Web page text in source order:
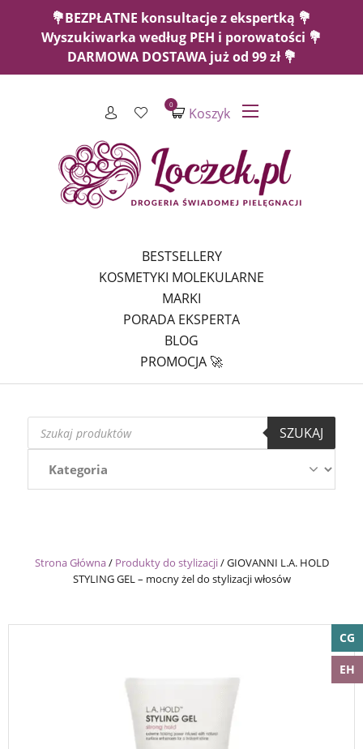
💐BEZPŁATNE konsultacje z ekspertką 💐
Wyszukiwarka według PEH i porowatości 💐
DARMOWA DOSTAWA już od 99 zł 💐
Koszyk
0
BESTSELLERY
KOSMETYKI MOLEKULARNE
MARKI
PORADA EKSPERTA
BLOG
PROMOCJA 🚀
Wyszukiwarka
produktów
SZUKAJ
Strona Główna/ Produkty do stylizacji/GIOVANNI L.A. HOLD
STYLING GEL – mocny żel do stylizacji włosów
CG
EH